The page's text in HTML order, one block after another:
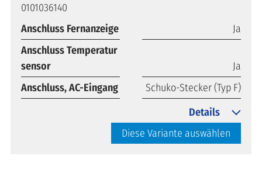
0101036140
Anschluss Fernanzeige
Ja
Anschluss Temperatur
sensor
Ja
Anschluss, AC-Eingang
Schuko-Stecker (Typ F)
Diese Variante auswählen
Details